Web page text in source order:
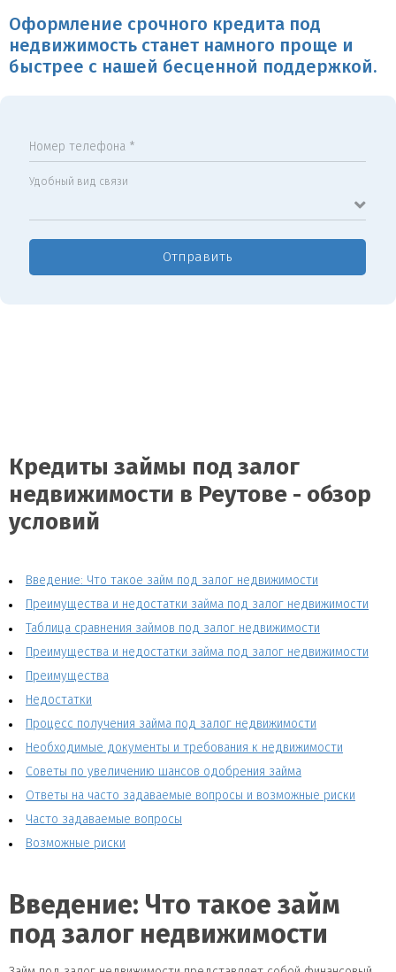
Оформление срочного кредита под
недвижимость станет намного проще и
быстрее с нашей бесценной поддержкой.
Номер телефона *
Удобный вид связи
Отправить
Кредиты займы под залог
недвижимости в Реутове - обзор
условий
Введение: Что такое займ под залог недвижимости
Преимущества и недостатки займа под залог недвижимости
Таблица сравнения займов под залог недвижимости
Преимущества и недостатки займа под залог недвижимости
Преимущества
Недостатки
Процесс получения займа под залог недвижимости
Необходимые документы и требования к недвижимости
Советы по увеличению шансов одобрения займа
Ответы на часто задаваемые вопросы и возможные риски
Часто задаваемые вопросы
Возможные риски
Введение: Что такое займ
под залог недвижимости